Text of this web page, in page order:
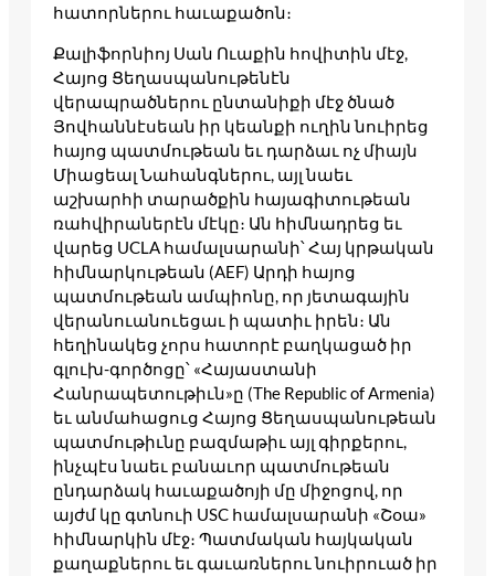
հատորներու հաւաքածոն։
Քալիֆորնիոյ Սան Ուաքին հովիտին մէջ,
Հայոց Ցեղասպանութենէն
վերապրածներու ընտանիքի մէջ ծնած
Յովհաննէսեան իր կեանքի ուղին նուիրեց
հայոց պատմութեան եւ դարձաւ ոչ միայն
Միացեալ Նահանգներու, այլ նաեւ
աշխարհի տարածքին հայագիտութեան
ռահվիրաներէն մէկը։ Ան հիմնադրեց եւ
վարեց UCLA համալսարանի՝ Հայ կրթական
հիմնարկութեան (AEF) Արդի հայոց
պատմութեան ամպիոնը, որ յետագային
վերանուանուեցաւ ի պատիւ իրեն։ Ան
հեղինակեց չորս հատորէ բաղկացած իր
գլուխ-գործոցը՝ «Հայաստանի
Հանրապետութիւն»ը (The Republic of Armenia)
եւ անմահացուց Հայոց Ցեղասպանութեան
պատմութիւնը բազմաթիւ այլ գիրքերու,
ինչպէս նաեւ բանաւոր պատմութեան
ընդարձակ հաւաքածոյի մը միջոցով, որ
այժմ կը գտնուի USC համալսարանի «Շօա»
հիմնարկին մէջ։ Պատմական հայկական
քաղաքներու եւ գաւառներու նուիրուած իր